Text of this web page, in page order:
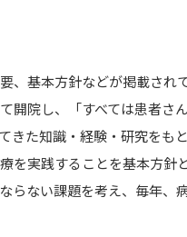
基本方針などが掲載されて
開院し、「すべては患者さ
きた知識・経験・研究をも
を実践することを基本方針
らない課題を考え、毎年、